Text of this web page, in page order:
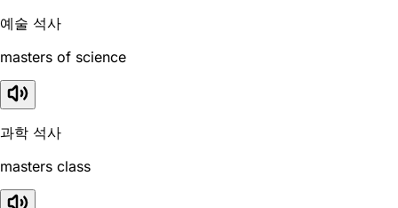
예술 석사
masters of science
과학 석사
masters class